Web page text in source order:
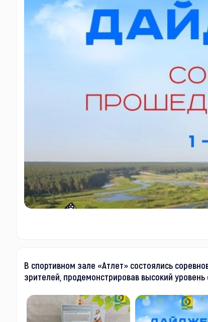
В спортивном зале «Атлет» состоялись
зрителей, продемонстрировав высокий уровень